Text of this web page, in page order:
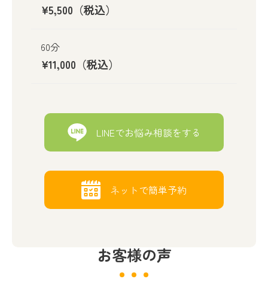
¥5,500（税込）
60分
¥11,000（税込）
LINEでお悩み相談をする
ネットで簡単予約
お客様の声